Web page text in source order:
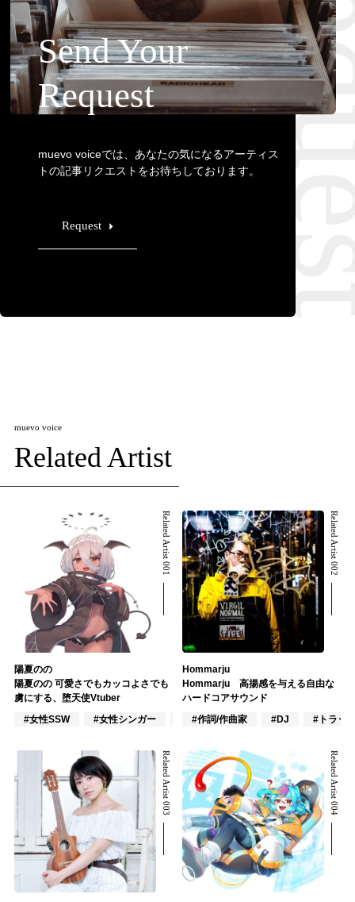
Send Your
Request
muevo voiceでは、あなたの気になるアーティス
トの記事リクエストをお待ちしております。
Request
muevo voice
Related Artist
Related Artist 001
陽夏のの
陽夏のの 可愛さでもカッコよさでも
虜にする、堕天使Vtuber
#女性SSW
#女性シンガー #インディーズ
Related Artist 002
Hommarju
Hommarju 高揚感を与える自由な
ハードコアサウンド
#作詞/作曲家
#DJ #トラッ
Related Artist 003 Related Artist 004